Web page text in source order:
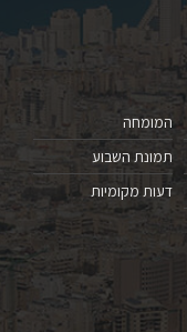
המומחה
תמונת השבוע
דעות מקומיות